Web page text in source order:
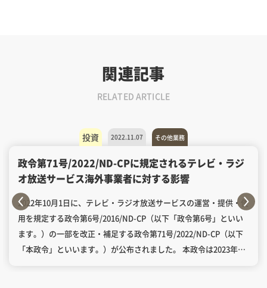
関連記事
RELATED ARTICLE
投資 2022.11.07 その他業務
政令第71号/2022/ND-CPに規定されるテレビ・ラジ
オ放送サービス海外事業者に対する影響
2022年10月1日に、テレビ・ラジオ放送サービスの運営・提供・使
用を規定する政令第6号/2016/ND-CP（以下「政令第6号」といい
ます。）の一部を改正・補足する政令第71号/2022/ND-CP（以下
「本政令」といいます。）が公布されました。 本政令は2023年1